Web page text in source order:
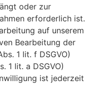
oder zur
erforderlich ist.
auf unserem
Bearbeitung der
1 lit. f DSGVO)
1 lit. a DSGVO)
ist jederzeit